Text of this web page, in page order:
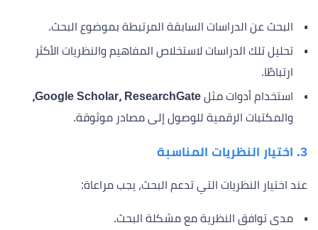
البحث عن الدراسات السابقة المرتبطة بموضوع البحث.
تحليل تلك الدراسات لاستخلاص المفاهيم والنظريات الأكثر
ارتباطًا.
استخدام أدوات مثل Google Scholar، ResearchGate،
والمكتبات الرقمية للوصول إلى مصادر موثوقة.
3. اختيار النظريات المناسبة
عند اختيار النظريات التي تدعم البحث، يجب مراعاة:
مدى توافق النظرية مع مشكلة البحث.